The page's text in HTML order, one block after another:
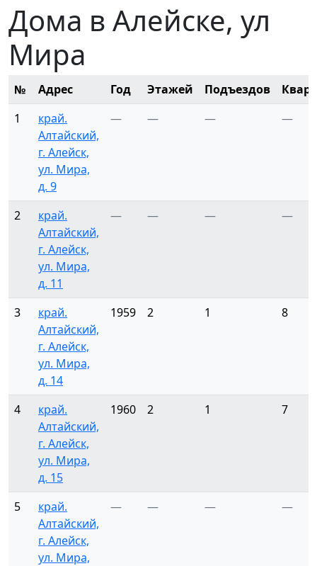
Дома в Алейске, ул
Мира
№ Адрес Год Этажей Подъездов
1
край.
Алтайский,
г. Алейск,
ул. Мира,
д. 9
— — — —
2
край.
Алтайский,
г. Алейск,
ул. Мира,
д. 11
— — — —
3
край.
Алтайский,
г. Алейск,
ул. Мира,
д. 14
1959 2 1 8
4
край.
Алтайский,
г. Алейск,
ул. Мира,
д. 15
1960 2 1 7
5
край.
Алтайский,
г. Алейск,
ул. Мира,
— — — —